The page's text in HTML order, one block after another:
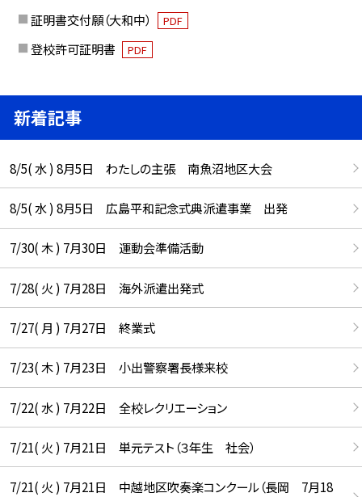
証明書交付願（大和中） PDF
登校許可証明書 PDF
新着記事
8/5( 水 ) 8月5日 わたしの主張 南魚沼地区大会
8/5( 水 ) 8月5日 広島平和記念式典派遣事業 出発
7/30( 木 ) 7月30日 運動会準備活動
7/28( 火 ) 7月28日 海外派遣出発式
7/27( 月 ) 7月27日 終業式
7/23( 木 ) 7月23日 小出警察署長様来校
7/22( 水 ) 7月22日 全校レクリエーション
7/21( 火 ) 7月21日 単元テスト（３年生 社会）
7/21( 火 ) 7月21日 中越地区吹奏楽コンクール（長岡 7月18